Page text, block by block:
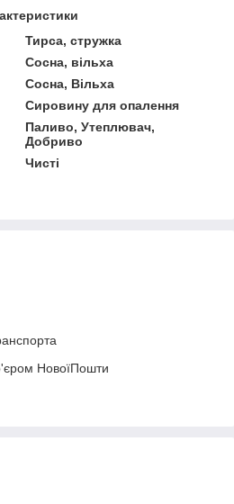
Тирса, стружка
Сосна, вільха
Сосна, Вільха
Сировину для опалення
Паливо, Утеплювач,
Добриво
Чисті
НовоїПошти